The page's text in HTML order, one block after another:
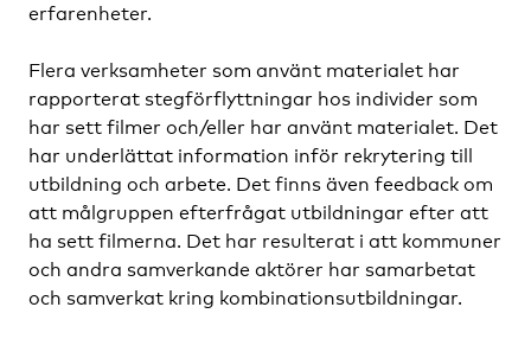
erfarenheter.
Flera verksamheter som använt materialet har
rapporterat stegförflyttningar hos individer som
har sett filmer och/eller har använt materialet. Det
har underlättat information inför rekrytering till
utbildning och arbete. Det finns även feedback om
att målgruppen efterfrågat utbildningar efter att
ha sett filmerna. Det har resulterat i att kommuner
och andra samverkande aktörer har samarbetat
och samverkat kring kombinationsutbildningar.